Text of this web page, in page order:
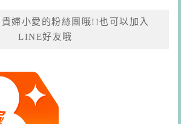
婦小愛的粉絲團哦!!也可以加入
LINE好友哦